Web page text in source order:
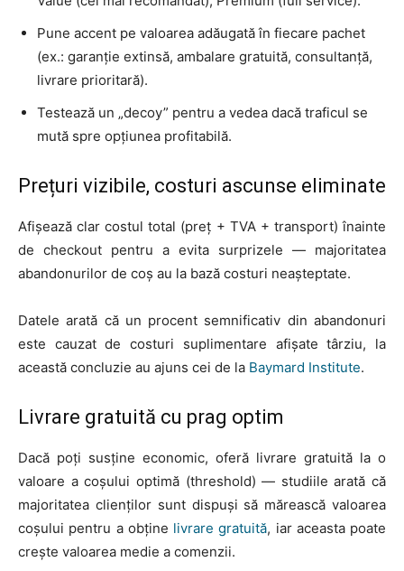
HOMEPAGE
NEWS
E-COMMERCE
EVENIMENTE
MARKETING
AI
LEGAL & DP
Pune accent pe valoarea adăugată în fiecare pachet
(ex.: garanție extinsă, ambalare gratuită, consultanță,
livrare prioritară).
Testează un „decoy” pentru a vedea dacă traficul se
mută spre opțiunea profitabilă.
Prețuri vizibile, costuri ascunse eliminate
Afișează clar costul total (preț + TVA + transport) înainte
de checkout pentru a evita surprizele — majoritatea
abandonurilor de coș au la bază costuri neașteptate.
Datele arată că un procent semnificativ din abandonuri
este cauzat de costuri suplimentare afișate târziu, la
această concluzie au ajuns cei de la Baymard Institute.
Livrare gratuită cu prag optim
Dacă poți susține economic, oferă livrare gratuită la o
valoare a coșului optimă (threshold) — studiile arată că
majoritatea clienților sunt dispuși să mărească valoarea
coșului pentru a obține livrare gratuită, iar aceasta poate
crește valoarea medie a comenzii.